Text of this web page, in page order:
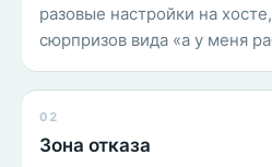
разовые настройки на
сюрпризов вида «а у меня
02
Зона отказа